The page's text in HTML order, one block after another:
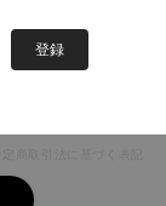
登録